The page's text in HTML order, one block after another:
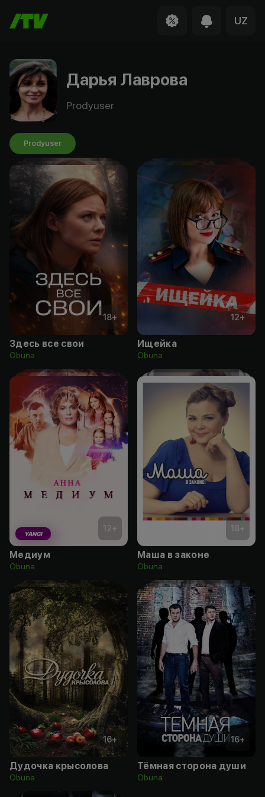
UZ
Дарья Лаврова
Prodyuser
Prodyuser
18+
Здесь все свои
Obuna
12+
Ищейка
Obuna
12+
YANGI
Медиум
Obuna
18+
Маша в законе
Obuna
16+
Дудочка крысолова
Obuna
16+
Тёмная сторона души
Obuna